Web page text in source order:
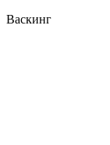
Васкинг